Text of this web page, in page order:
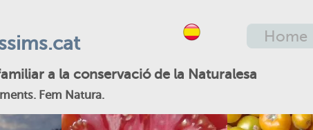
a la conservació de la Naturalesa
Fem Natura.
Home